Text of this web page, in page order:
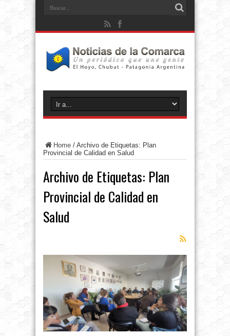
Home / Archivo de Etiquetas: Plan
Provincial de Calidad en Salud
Archivo de Etiquetas: Plan
Provincial de Calidad en
Salud